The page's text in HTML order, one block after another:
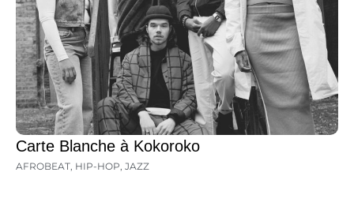
Carte Blanche à Kokoroko
AFROBEAT, HIP-HOP, JAZZ